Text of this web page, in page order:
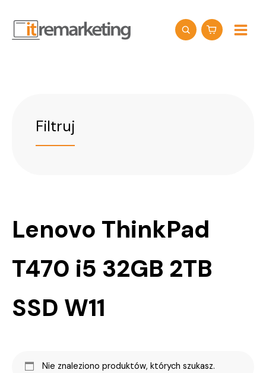
treści
Filtruj
Lenovo ThinkPad
T470 i5 32GB 2TB
SSD W11
Nie znaleziono produktów, których szukasz.